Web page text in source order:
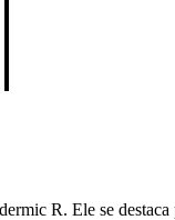
R. Ele se